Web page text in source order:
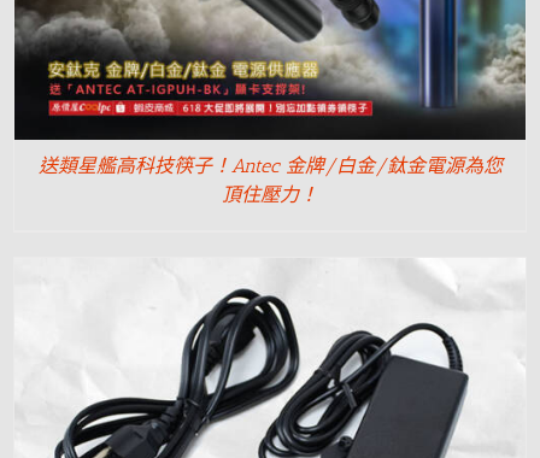
送類星艦高科技筷子！Antec 金牌/白金/鈦金電源為您
頂住壓力！